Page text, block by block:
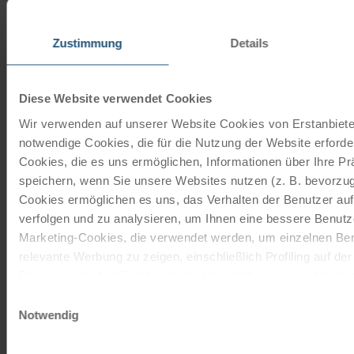
Zustimmung Details
Diese Website verwendet Cookies
Wir verwenden auf unserer Website Cookies von
notwendige Cookies, die für die Nutzung der Website
Cookies, die es uns ermöglichen, Informationen über Ihre
speichern, wenn Sie unsere Websites nutzen (z. B.
Cookies ermöglichen es uns, das Verhalten der Benutzer
verfolgen und zu analysieren, um Ihnen eine bessere
Marketing-Cookies, die verwendet werden, um einzelnen
relevante Werbung zu zeigen, einschließlich Profiling auf
entscheiden, nur notwendige Cookies zu verwenden, indem
Notwendig
Unsere Reisekataloge
Radkreuzfahrten
JETZT KOSTENFREI BESTELLEN
Schenken Sie unvergessliche
Momente!